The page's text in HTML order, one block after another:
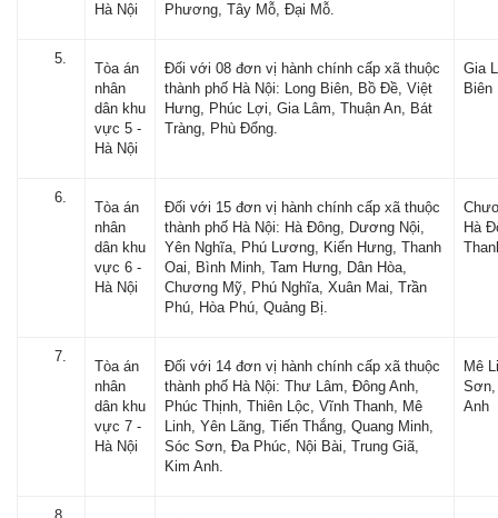
Hà Nội
Phương, Tây Mỗ, Đại Mỗ.
Tòa án
nhân
dân khu
vực 5 -
Hà Nội
Đối với 08 đơn vị hành chính cấp xã thuộc
thành phố Hà Nội: Long Biên, Bồ Đề, Việt
Hưng, Phúc Lợi, Gia Lâm, Thuận An, Bát
Tràng, Phù Đổng.
Gia
Biên
Tòa án
nhân
dân khu
vực 6 -
Hà Nội
Đối với 15 đơn vị hành chính cấp xã thuộc
thành phố Hà Nội: Hà Đông, Dương Nội,
Yên Nghĩa, Phú Lương, Kiến Hưng, Thanh
Oai, Bình Minh, Tam Hưng, Dân Hòa,
Chương Mỹ, Phú Nghĩa, Xuân Mai, Trần
Phú, Hòa Phú, Quảng Bị.
Hà
Tòa án
nhân
dân khu
vực 7 -
Hà Nội
Đối với 14 đơn vị hành chính cấp xã thuộc
thành phố Hà Nội: Thư Lâm, Đông Anh,
Phúc Thịnh, Thiên Lộc, Vĩnh Thanh, Mê
Linh, Yên Lãng, Tiến Thắng, Quang Minh,
Sóc Sơn, Đa Phúc, Nội Bài, Trung Giã,
Kim Anh.
Mê
Anh